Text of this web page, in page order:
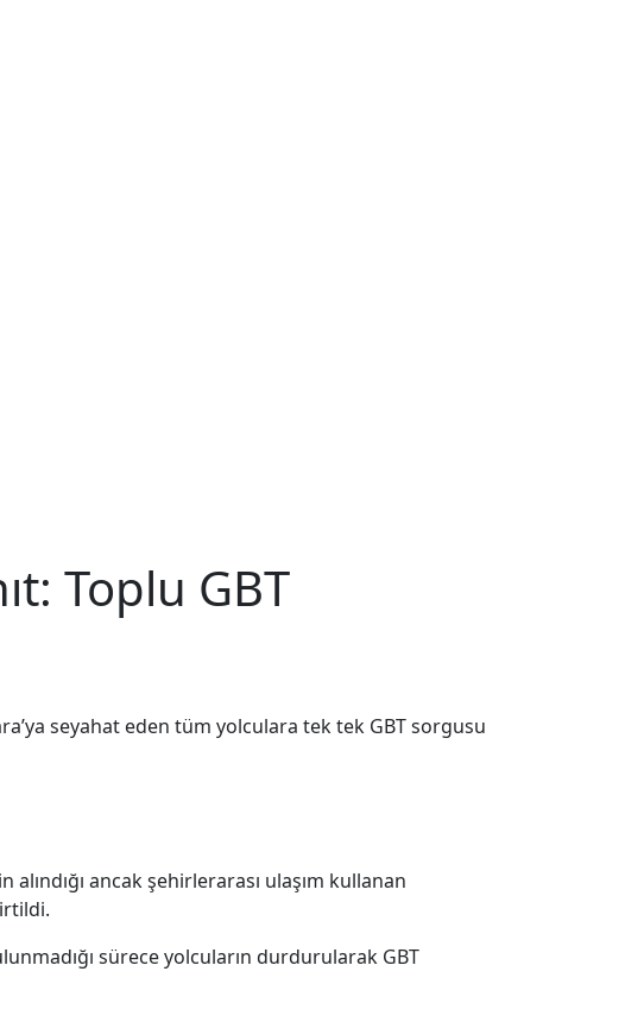
Toplu GBT
seyahat eden tüm yolculara tek tek GBT sorgusu
ancak şehirlerarası ulaşım kullanan
sürece yolcuların durdurularak GBT